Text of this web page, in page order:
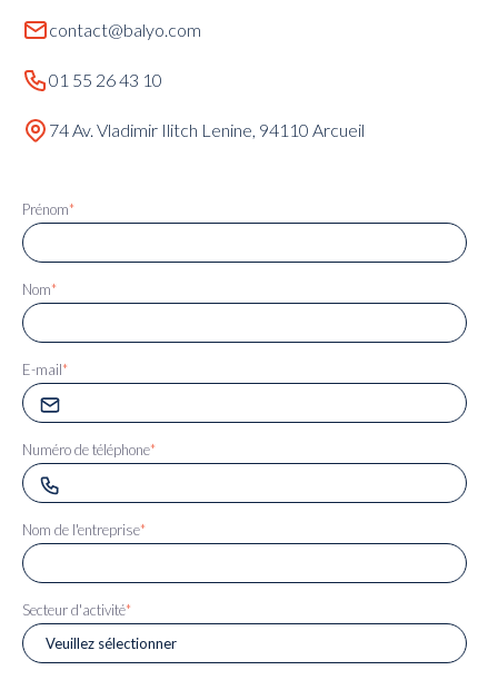
contact@balyo.com
01 55 26 43 10
74 Av. Vladimir Ilitch Lenine, 94110 Arcueil
Prénom*
Nom*
E-mail*
Numéro de téléphone*
Nom de l'entreprise*
Secteur d'activité*